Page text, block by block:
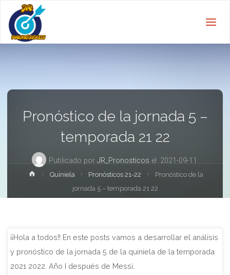
Pronóstico de la jornada 5 –
temporada 21 22
Publicado por JR_Pronosticos el 2021-09-11
InicioQuiniela Pronósticos 21-22
Pronóstico de la
jornada 5 – temporada 21 22
¡¡Hola a todos!! En este posts vamos a desarrollar el análisis
y pronóstico de la jornada 5 de la quiniela de la temporada
2021 2022. Año I después de Messi.